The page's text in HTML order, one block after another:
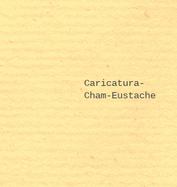
Caricatura-
Cham-Eustache